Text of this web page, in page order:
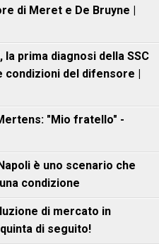
di Meret e De Bruyne |
prima diagnosi della SSC
condizioni del difensore |
"Mio fratello" -
è uno scenario che
condizione
di mercato in
di seguito!